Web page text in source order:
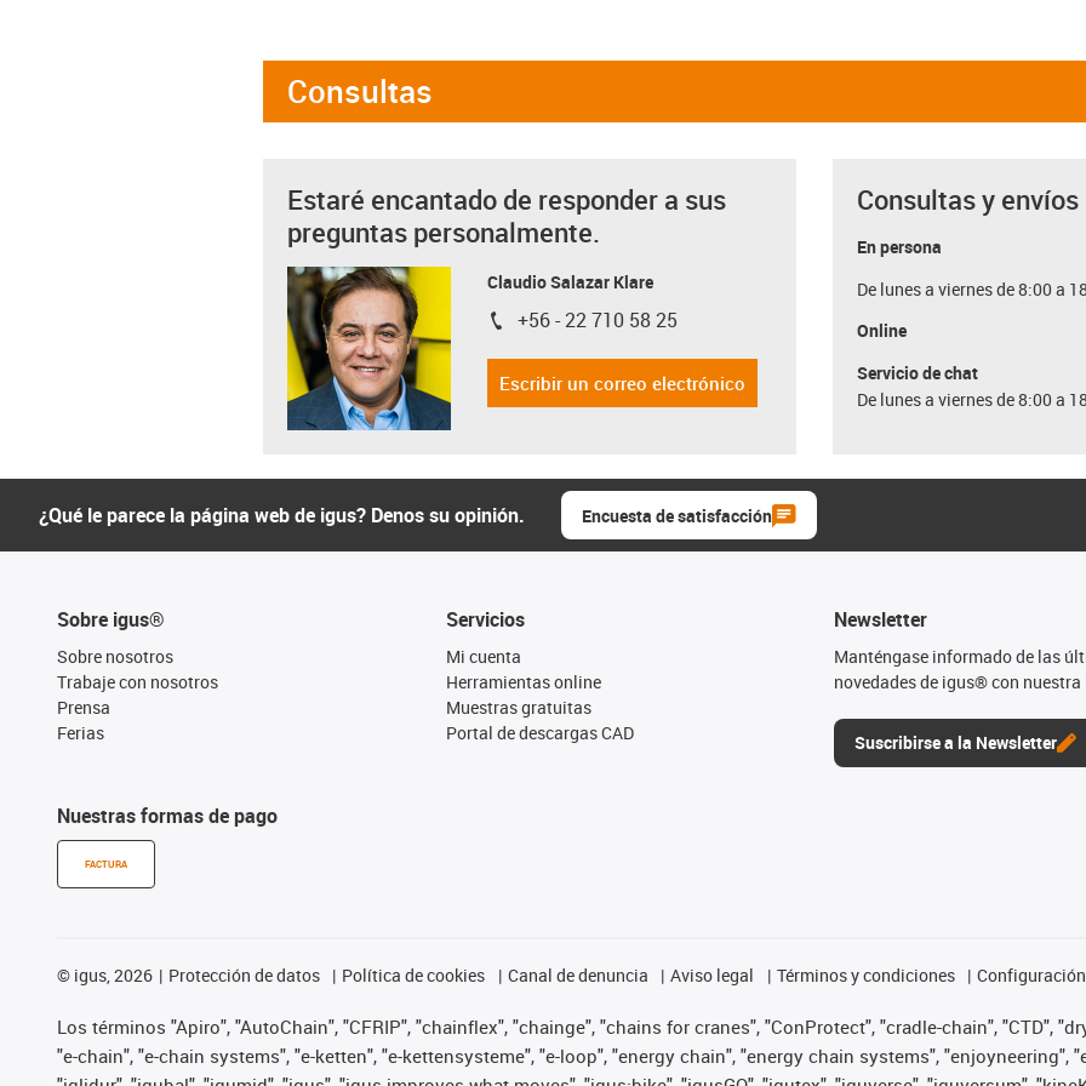
Consultas
Estaré encantado de responder a sus
preguntas personalmente.
Claudio Salazar Klare
igus-icon-phone
+56 - 22 710 58 25
Escribir un correo electrónico
Consultas y envíos
En persona
De lunes a viernes de 8:00 a
Online
Servicio de chat
De lunes a viernes de 8:00 a
¿Qué le parece la página web de igus? Denos su opinión. Encuesta de satisfacción
Sobre igus®
Sobre nosotros
Trabaje con nosotros
Prensa
Ferias
Nuestras formas de pago
FACTURA
Servicios
Mi cuenta
Herramientas online
Muestras gratuitas
Portal de descargas CAD
Newsletter
Manténgase informado de las
novedades de igus® con nuestra
Suscribirse a la Newsletter
© igus, 2026 Protección de datos Política de cookies Canal de denuncia Aviso legal Términos y condiciones
Los términos "Apiro", "AutoChain", "CFRIP", "chainflex", "chainge", "chains for cranes", "ConProtect", "cradle-chain", "CTD",
"e-chain", "e-chain systems", "e-ketten", "e-kettensysteme", "e-loop", "energy chain", "energy chain systems", "enjoyneering",